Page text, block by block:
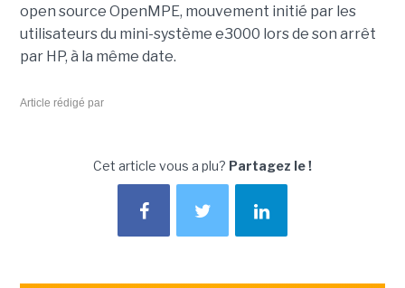
open source OpenMPE, mouvement initié par les
utilisateurs du mini-système e3000 lors de son arrêt
par HP, à la même date.
Article rédigé par
Cet article vous a plu? Partagez le !